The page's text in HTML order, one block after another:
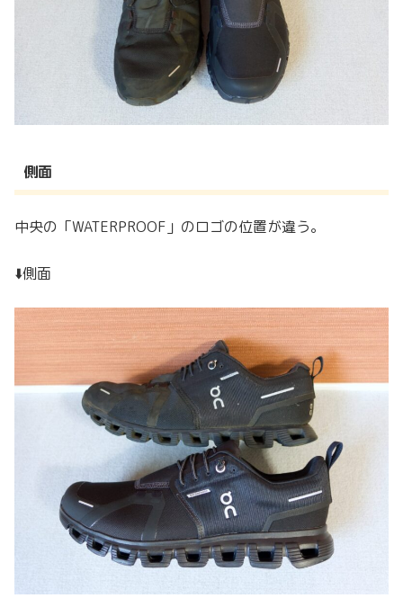
側面
中央の「WATERPROOF」のロゴの位置が違う。
⬇️側面